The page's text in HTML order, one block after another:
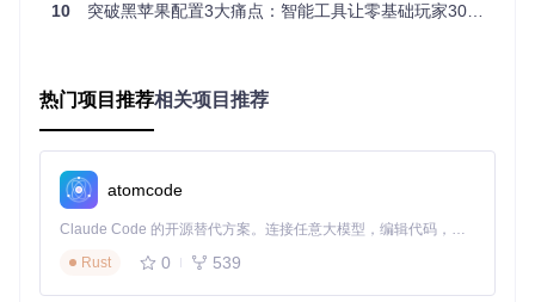
配置ACPI补丁（自动推荐适合你硬件的补丁）
操作要点：新手建议保持默认设置，这些配置已经针对大多数
硬件进行了优化。
第三步：生成并验证EFI
完成配置后，点击"Build EFI"按钮，工具会自动下载最新的Op
enCore引导程序，获取必要的驱动文件，并应用所有设置。
操作要点：保存生成的EFI文件夹到U盘中，按照工具提供的
10 突破黑苹果配置3大痛点：智能工具让零基础玩家30分钟上手
热门项目推荐相关项目推荐
atomcode
Claude Code 的开源替代方案。连接任意大模型，编辑代码，运行命令，自动验证 — 全自动执行。用 Rust 构建，极致性能。 ｜ An open-source alternative to Claude Code. Connect any LLM, edit code, run commands, and verify changes — autonomously. Built in Rust for speed. Get Started
Rust
0 539